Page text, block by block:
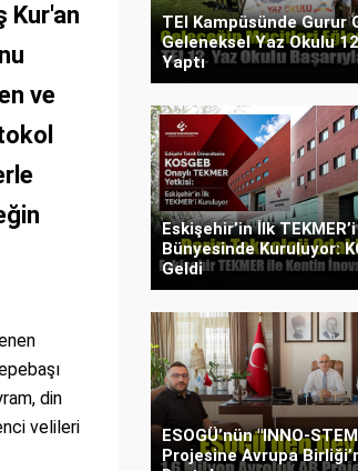
Kur'an
ve
din
velileri
TEI Kampüsünde Gurur
Geleneksel Yaz Okulu
Yaptı
Eskişehir’in İlk
Bünyesinde Kuruluyor:
Geldi
ESOGÜ’nün "INNO-
Projesine Avrupa